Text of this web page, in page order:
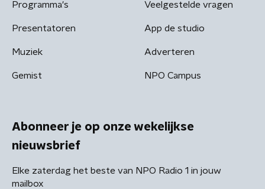
Programma's
Presentatoren
Muziek
Gemist
Veelgestelde vragen
App de studio
Adverteren
NPO Campus
Abonneer je op onze wekelijkse
nieuwsbrief
Elke zaterdag het beste van NPO Radio 1 in jouw
mailbox